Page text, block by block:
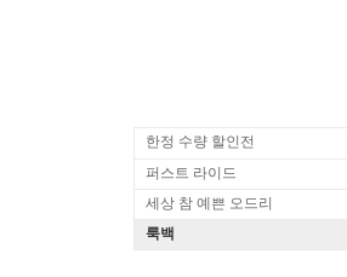
한정 수량 할인전
퍼스트 라이드
세상 참 예쁜 오드리
룩백